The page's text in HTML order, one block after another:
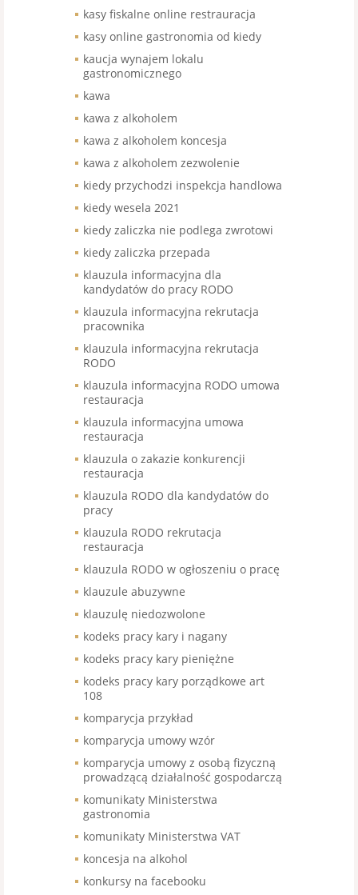
kasy fiskalne online restrauracja
kasy online gastronomia od kiedy
kaucja wynajem lokalu
gastronomicznego
kawa
kawa z alkoholem
kawa z alkoholem koncesja
kawa z alkoholem zezwolenie
kiedy przychodzi inspekcja handlowa
kiedy wesela 2021
kiedy zaliczka nie podlega zwrotowi
kiedy zaliczka przepada
klauzula informacyjna dla
kandydatów do pracy RODO
klauzula informacyjna rekrutacja
pracownika
klauzula informacyjna rekrutacja
RODO
klauzula informacyjna RODO umowa
restauracja
klauzula informacyjna umowa
restauracja
klauzula o zakazie konkurencji
restauracja
klauzula RODO dla kandydatów do
pracy
klauzula RODO rekrutacja
restauracja
klauzula RODO w ogłoszeniu o pracę
klauzule abuzywne
klauzulę niedozwolone
kodeks pracy kary i nagany
kodeks pracy kary pieniężne
kodeks pracy kary porządkowe art
108
komparycja przykład
komparycja umowy wzór
komparycja umowy z osobą fizyczną
prowadzącą działalność gospodarczą
komunikaty Ministerstwa
gastronomia
komunikaty Ministerstwa VAT
koncesja na alkohol
konkursy na facebooku